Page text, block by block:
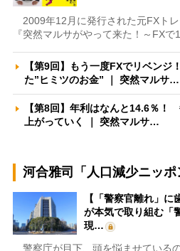
2009年12月に発行された元FXト
『突然マルサがやって来た！～FX
【第9回】もう一度FXでリベン
た”ヒミツのお金” ｜ 突然マルサ…
【第8回】年利はなんと14.6％
上がっていく ｜ 突然マルサ…
河合雅司「人口減少ニッポ
【「警察官離れ」
が本気で取り組む
現…
警察庁が目下、頭を悩ませている